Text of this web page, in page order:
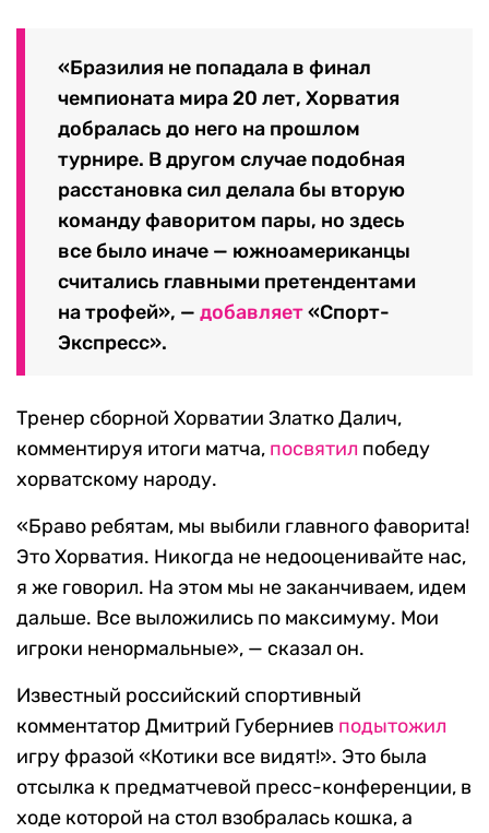
«Бразилия не попадала в финал
чемпионата мира 20 лет, Хорватия
добралась до него на прошлом
турнире. В другом случае подобная
расстановка сил делала бы вторую
команду фаворитом пары, но здесь
все было иначе — южноамериканцы
считались главными претендентами
на трофей», — добавляет«Спорт-
Экспресс».
Тренер сборной Хорватии Златко Далич,
комментируя итоги матча, посвятил победу
хорватскому народу.
«Браво ребятам, мы выбили главного фаворита!
Это Хорватия. Никогда не недооценивайте нас,
я же говорил. На этом мы не заканчиваем, идем
дальше. Все выложились по максимуму. Мои
игроки ненормальные», — сказал он.
Известный российский спортивный
комментатор Дмитрий Губерниев подытожил
игру фразой «Котики все видят!». Это была
отсылка к предматчевой пресс-конференции, в
ходе которой на стол взобралась кошка, а